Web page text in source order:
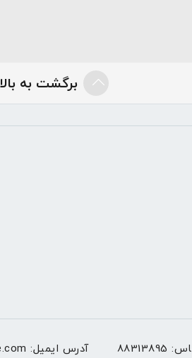
برگشت به بالا
88313895 آدرس ایمیل: